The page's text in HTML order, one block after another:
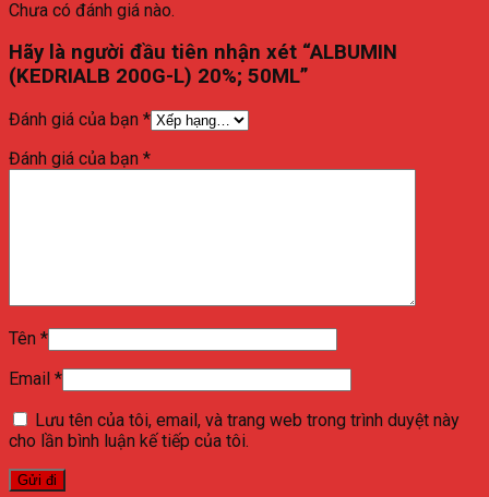
Chưa có đánh giá nào.
Hãy là người đầu tiên nhận xét “ALBUMIN
(KEDRIALB 200G-L) 20%; 50ML”
Đánh giá của bạn *
Đánh giá của bạn *
Tên *
Email *
Lưu tên của tôi, email, và trang web trong trình duyệt này
cho lần bình luận kế tiếp của tôi.